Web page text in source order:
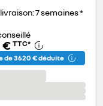
7 semaines *
€ TTC*
de 3 620 € déduite